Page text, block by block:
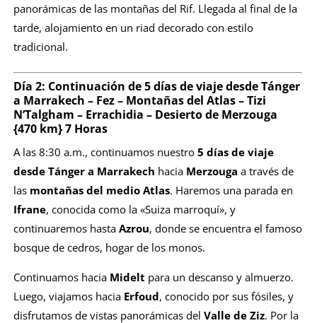
panorámicas de las montañas del Rif. Llegada al final de la
tarde, alojamiento en un riad decorado con estilo
tradicional.
Día 2: Continuación de5 días de viaje desde Tánger
a Marrakech – Fez – Montañas del Atlas – Tizi
N’Talgham – Errachidia – Desierto de Merzouga
{470 km} 7 Horas
A las 8:30 a.m., continuamos nuestro 5 días de viaje
desde Tánger a Marrakech hacia Merzouga a través de
las montañas del medio Atlas. Haremos una parada en
Ifrane, conocida como la «Suiza marroquí», y
continuaremos hasta Azrou, donde se encuentra el famoso
bosque de cedros, hogar de los monos.
Continuamos hacia Midelt para un descanso y almuerzo.
Luego, viajamos hacia Erfoud, conocido por sus fósiles, y
disfrutamos de vistas panorámicas del Valle de Ziz. Por la